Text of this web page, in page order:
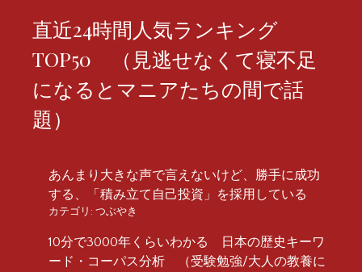
直近24時間人気ランキング
TOP50 （見逃せなくて寝不足
になるとマニアたちの間で話
題）
あんまり大きな声で言えないけど、勝手に成功
する、「積み立て自己投資」を採用している
カテゴリ: つぶやき
10分で3000年くらいわかる 日本の歴史キーワ
ード・コーパス分析 （受験勉強/大人の教養に